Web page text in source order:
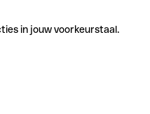
in jouw voorkeurstaal.